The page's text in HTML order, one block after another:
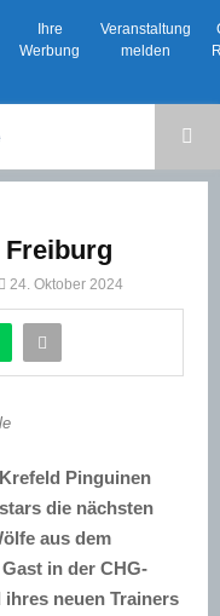
Ihre
Werbung
Veranstaltung
melden
Freiburg
24. Oktober 2024
Pinguinen
die nächsten
aus dem
in der CHG-
neuen Trainers